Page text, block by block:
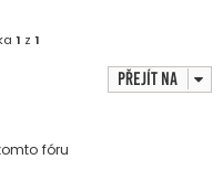
1 z 1
Přejít na
fóru